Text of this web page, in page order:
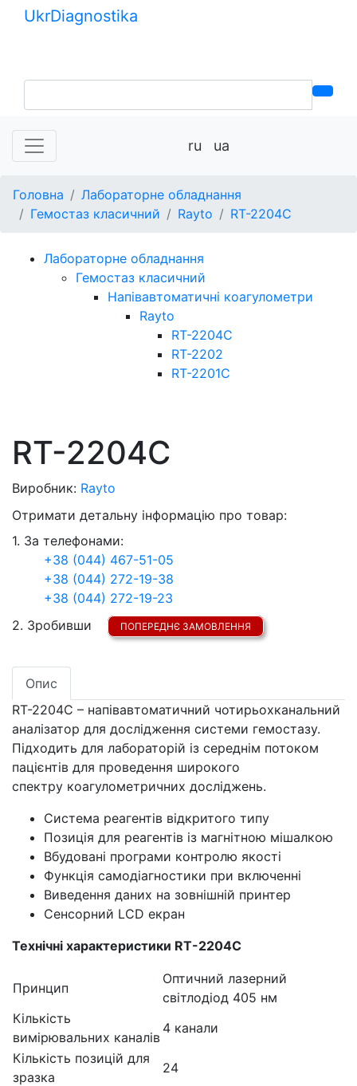
UkrDiagnostika
ru ua
Головна
Лабораторне обладнання
Гемостаз класичний
Rayto RT-2204C
Лабораторне обладнання
Гемостаз класичний
Напівавтоматичні коагулометри
Rayto
RT-2204C
RT-2202
RT-2201C
RT-2204C
Виробник: Rayto
Отримати детальну інформацію про товар:
1. За телефонами:
+38 (044) 467-51-05
+38 (044) 272-19-38
+38 (044) 272-19-23
2. Зробивши
ПОПЕРЕДНЄ ЗАМОВЛЕННЯ
Опис
RT-2204C – напівавтоматичний чотирьохканальний
аналізатор для дослідження системи гемостазу.
Підходить для лабораторій із середнім потоком
пацієнтів для проведення широкого
спектру коагулометричних досліджень.
Система реагентів відкритого типу
Позиція для реагентів із магнітною мішалкою
Вбудовані програми контролю якості
Функція самодіагностики при включенні
Виведення даних на зовнішній принтер
Сенсорний LCD екран
Технічні характеристики RT-2204C
Принцип
Оптичний лазерний
світлодіод 405 нм
Кількість
вимірювальних каналів
4 канали
Кількість позицій для
зразка
24